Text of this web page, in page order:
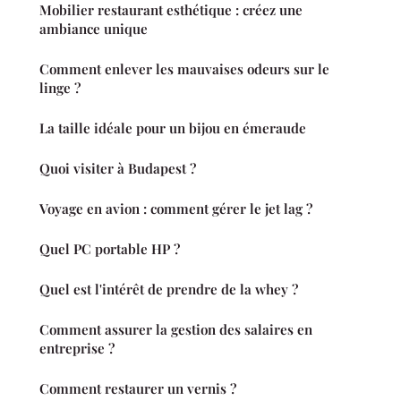
Mobilier restaurant esthétique : créez une
ambiance unique
Comment enlever les mauvaises odeurs sur le
linge ?
La taille idéale pour un bijou en émeraude
Quoi visiter à Budapest ?
Voyage en avion : comment gérer le jet lag ?
Quel PC portable HP ?
Quel est l'intérêt de prendre de la whey ?
Comment assurer la gestion des salaires en
entreprise ?
Comment restaurer un vernis ?